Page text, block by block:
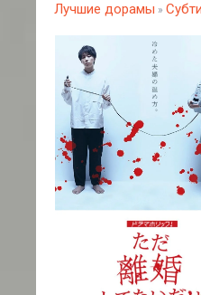
Лучшие дорамы »